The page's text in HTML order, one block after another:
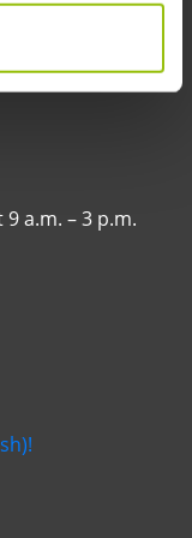
a.m. – 3 p.m.